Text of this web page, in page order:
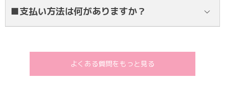
■支払い方法は何がありますか？
よくある質問をもっと見る